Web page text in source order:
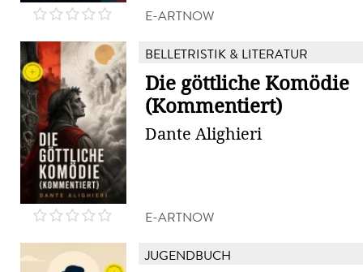
E-ARTNOW
BELLETRISTIK & LITERATUR
Die göttliche Komödie
(Kommentiert)
Dante Alighieri
E-ARTNOW
JUGENDBUCH